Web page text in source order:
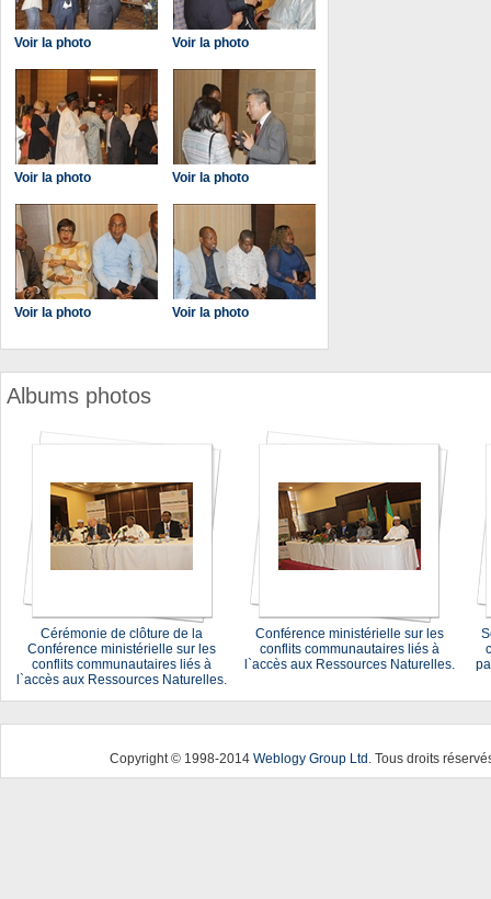
Voir la photo Voir la photo
Voir la photo Voir la photo
Voir la photo Voir la photo
Albums photos
Cérémonie de clôture de la
Conférence ministérielle sur les
conflits communautaires liés à
l`accès aux Ressources Naturelles.
Conférence ministérielle sur les
conflits communautaires liés à
l`accès aux Ressources Naturelles.
Copyright © 1998-2014 Weblogy Group Ltd . Tous droits